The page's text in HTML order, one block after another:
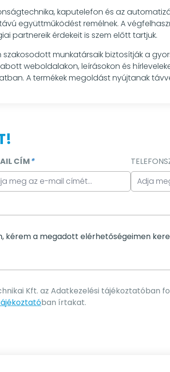
kaputelefon és az
együttműködést remélnek. A
partnereik érdekeit is szem előtt tartjuk.
munkatársaik biztosítják a
weboldalakon, leírásokon és
A termékek megoldást nyújtanak
CÍM*
Kft. az Adatkezelési tájékoztatóban
ban írtakat.